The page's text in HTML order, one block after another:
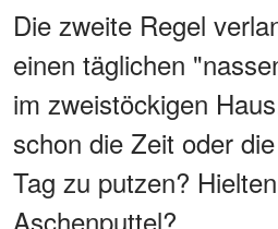
Die zweite Regel
einen täglichen
im zweistöckigen
schon die Zeit oder
Tag zu putzen?
Aschenputtel?